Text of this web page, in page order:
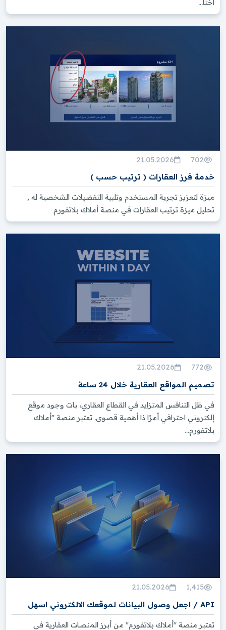
اختا...
702
21.05.2026
خدمة فرز العقارات ( ترتيب حسب )
ميزة لتعزيز تجربة المستخدم وتلبية التفضيلات الشخصية له ,
تحليل ميزة ترتيب العقارات في منصة أملاك بلاتفورم
772
21.05.2026
تصميم المواقع العقارية خلال 24 ساعة
في ظل التنافس المتزايد في القطاع العقاري، بات وجود موقع
إلكتروني احترافي أمرًا ذا أهمية قصوى. تعتبر منصة "أملاك
بلاتفورم...
1,415
21.05.2026
API / اجعل وصول البيانات لموقعك الالكتروني اسهل
تعتبر منصة "أملاك بلاتفورم" من أبرز المنصات العقارية في